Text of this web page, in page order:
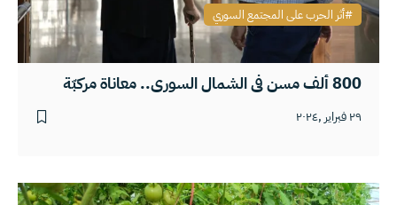
800 ألف مسن في الشمال السوري.. معاناة مركبّة
٢٩ فبراير ,٢٠٢٤
أثر الحرب على المجتمع السوري